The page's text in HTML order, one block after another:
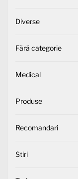
Diverse
Fără categorie
Medical
Produse
Recomandari
Stiri